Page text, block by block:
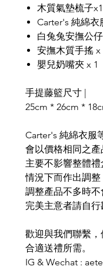
木質氣墊梳子x1
Carter's 純綿衣
白兔兔安撫公
安撫木質手搖 x
嬰兒奶嘴夾 x 1
手提藤籃尺寸 |
25cm * 26cm *
Carter's 純綿衣服
會以價格相同之產
主要不影響整體
情況下而作出調整
調整產品不多時不
完美主意者請自行
歡迎與我們聯繫
合適送禮所需。
IG & Wechat :